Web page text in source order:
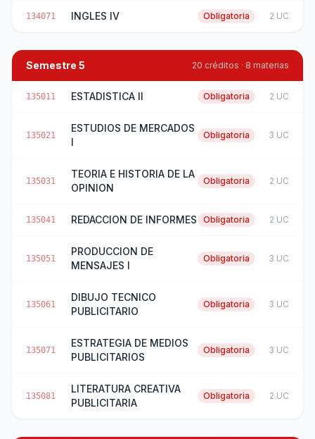
134071 INGLES IV Obligatoria 2 UC
Semestre 5 20 créditos · 8 materias
135011 ESTADISTICA II Obligatoria 2 UC
135021
ESTUDIOS DE MERCADOS
I
Obligatoria 3 UC
135031
TEORIA E HISTORIA DE LA
OPINION
Obligatoria 2 UC
135041 REDACCION DE INFORMES Obligatoria 2 UC
135051
PRODUCCION DE
MENSAJES I
Obligatoria 3 UC
135061
DIBUJO TECNICO
PUBLICITARIO
Obligatoria 3 UC
135071
ESTRATEGIA DE MEDIOS
PUBLICITARIOS
Obligatoria 3 UC
135081
LITERATURA CREATIVA
PUBLICITARIA
Obligatoria 2 UC